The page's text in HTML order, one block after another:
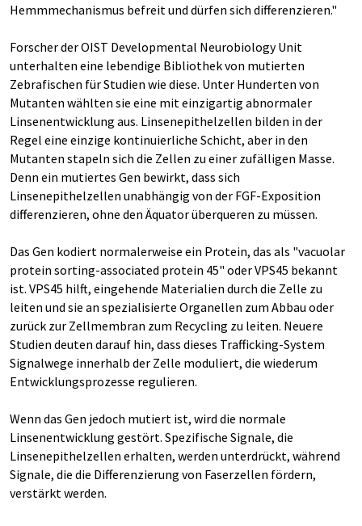
Hemmmechanismus befreit und dürfen sich differenzieren."
Forscher der OIST Developmental Neurobiology Unit
unterhalten eine lebendige Bibliothek von mutierten
Zebrafischen für Studien wie diese. Unter Hunderten von
Mutanten wählten sie eine mit einzigartig abnormaler
Linsenentwicklung aus. Linsenepithelzellen bilden in der
Regel eine einzige kontinuierliche Schicht, aber in den
Mutanten stapeln sich die Zellen zu einer zufälligen Masse.
Denn ein mutiertes Gen bewirkt, dass sich
Linsenepithelzellen unabhängig von der FGF-Exposition
differenzieren, ohne den Äquator überqueren zu müssen.
Das Gen kodiert normalerweise ein Protein, das als "vacuolar
protein sorting-associated protein 45" oder VPS45 bekannt
ist. VPS45 hilft, eingehende Materialien durch die Zelle zu
leiten und sie an spezialisierte Organellen zum Abbau oder
zurück zur Zellmembran zum Recycling zu leiten. Neuere
Studien deuten darauf hin, dass dieses Trafficking-System
Signalwege innerhalb der Zelle moduliert, die wiederum
Entwicklungsprozesse regulieren.
Wenn das Gen jedoch mutiert ist, wird die normale
Linsenentwicklung gestört. Spezifische Signale, die
Linsenepithelzellen erhalten, werden unterdrückt, während
Signale, die die Differenzierung von Faserzellen fördern,
verstärkt werden.